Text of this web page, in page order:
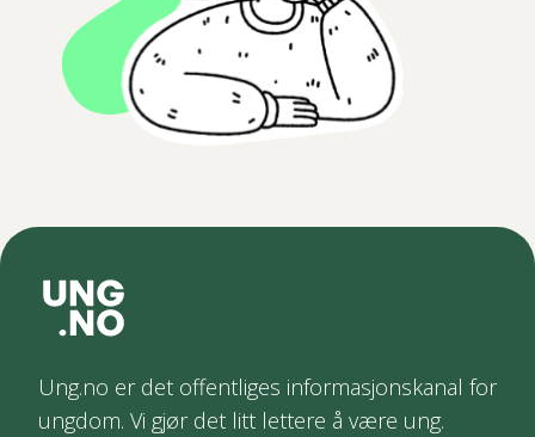
Ung.no er det offentliges informasjonskanal for
ungdom. Vi gjør det litt lettere å være ung.